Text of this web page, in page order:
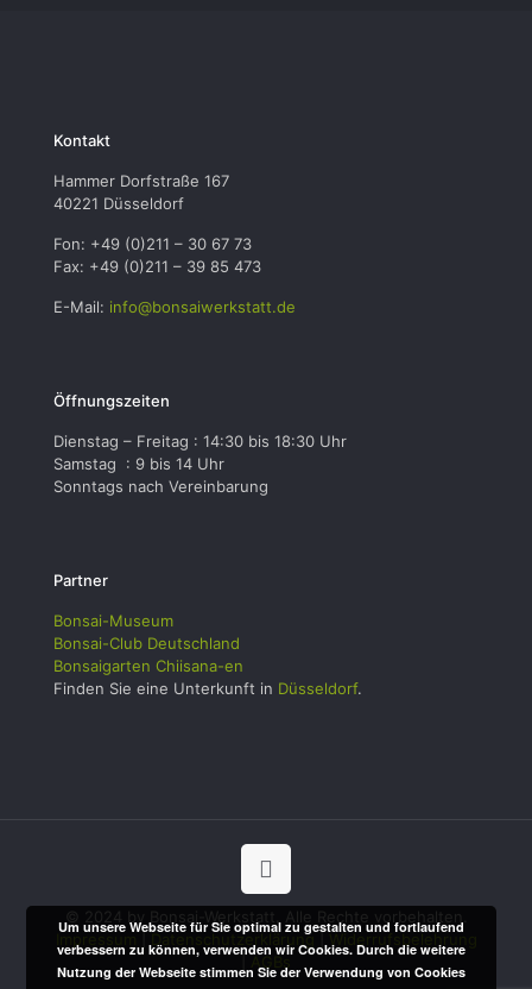
Kontakt
Hammer Dorfstraße 167
40221 Düsseldorf
Fon: +49 (0)211 – 30 67 73
Fax: +49 (0)211 – 39 85 473
E-Mail: info@bonsaiwerkstatt.de
Öffnungszeiten
Dienstag – Freitag : 14:30 bis 18:30 Uhr
Samstag : 9 bis 14 Uhr
Sonntags nach Vereinbarung
Partner
Bonsai-Museum
Bonsai-Club Deutschland
Bonsaigarten Chiisana-en
Finden Sie eine Unterkunft in Düsseldorf.
© 2024 by Bonsai-Werkstatt. Alle Rechte vorbehalten.
Datenschutzerklärung
Um unsere Webseite für Sie optimal zu gestalten und fortlaufend
verbessern zu können, verwenden wir Cookies. Durch die weitere
Nutzung der Webseite stimmen Sie der Verwendung von Cookies